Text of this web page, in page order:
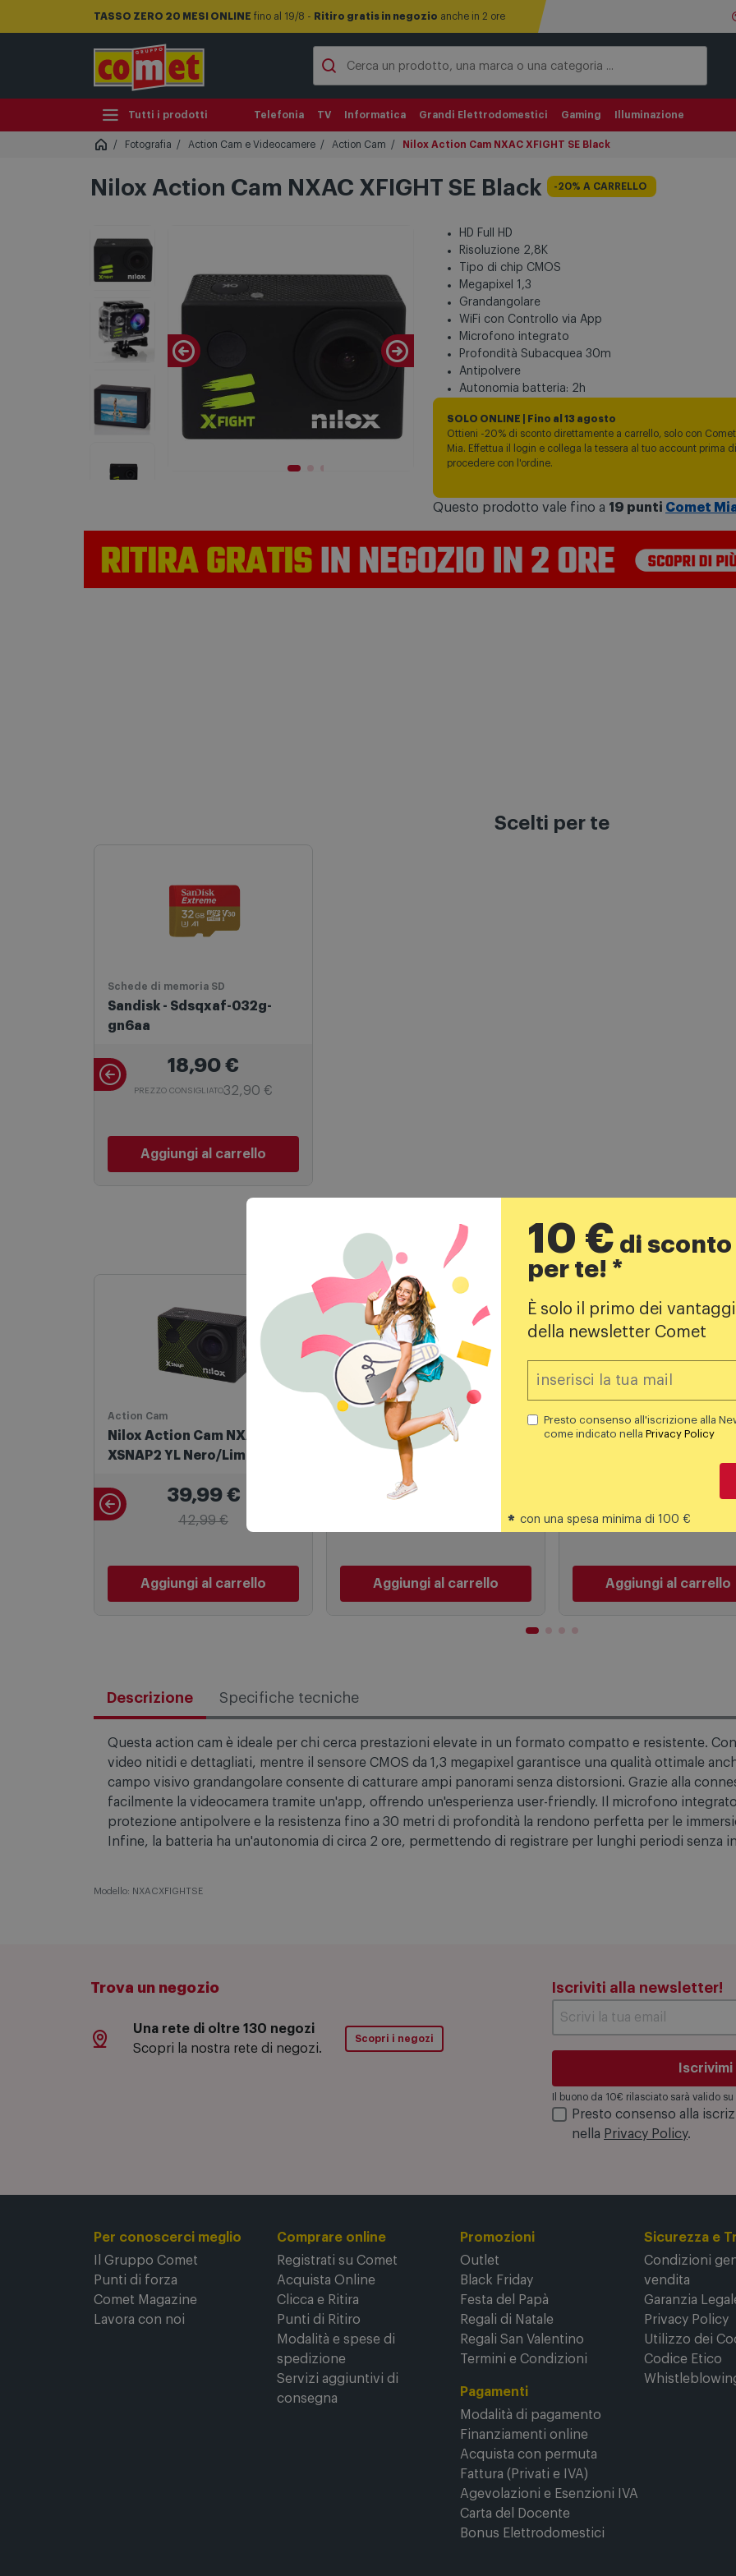
TASSO ZERO 20 MESI ONLINE fino al 19/8 - Ritiro gratis in negozio anche in 2 ore
Tutti i prodotti Telefonia TV Informatica Grandi Elettrodomestici Gaming Illuminazione
Fotografia Action Cam e Videocamere Action Cam Nilox Action Cam NXAC XFIGHT SE Black
Nilox Action Cam NXAC XFIGHT SE Black -20% A CARRELLO
HD Full HD
Risoluzione 2,8K
Tipo di chip CMOS
Megapixel 1,3
Grandangolare
WiFi con Controllo via App
Microfono integrato
Profondità Subacquea 30m
Antipolvere
Autonomia batteria: 2h
SOLO ONLINE | Fino al 13 agosto
Ottieni -20% di sconto direttamente a carrello, solo con Comet
Mia. Effettua il login e collega la tessera al tuo account prima di
procedere con l'ordine.
Questo prodotto vale fino a 19 punti Comet
Schede di memoria SD
Sandisk - Sdsqxaf-032g-
18,90€
Prodotti simili
Action Cam
Nilox Action Cam NXAC
39,99€
Passaverdure
Reber - 9008n Grigio
Action Cam
Kenwood Videocamera
117,99€
Descrizione Specifiche tecniche
Questa action cam è ideale per chi cerca prestazioni elevate in un formato compatto e resistente.
video nitidi e dettagliati, mentre il sensore CMOS da 1,3 megapixel garantisce una qualità ottimale
campo visivo grandangolare consente di catturare ampi panorami senza distorsioni. Grazie alla
facilmente la videocamera tramite un'app, offrendo un'esperienza user-friendly. Il microfono
protezione antipolvere e la resistenza fino a 30 metri di profondità la rendono perfetta per le
Una rete di oltre 130 negozi
Iscriviti alla newsletter!
Iscrivimi
Il buono da 10€ rilasciato sarà valido
Presto consenso alla
Per conoscerci meglio
Il Gruppo Comet
Punti di forza
Comet Magazine
Comprare online
Registrati su Comet
Acquista Online
Clicca e Ritira
Punti di Ritiro
Modalità e spese di
spedizione
Servizi aggiuntivi di
Promozioni
Outlet
Black Friday
Festa del Papà
Regali di Natale
Regali San Valentino
Termini e Condizioni
Pagamenti
Modalità di pagamento
Finanziamenti online
Acquista con permuta
Fattura (Privati e IVA)
Agevolazioni e Esenzioni IVA
Carta del Docente
Sicurezza e
Condizioni
vendita
Garanzia Legale
Privacy Policy
Utilizzo dei
Codice Etico
10 € di
per te! *
È solo il primo dei
della newsletter Comet
Presto consenso all'iscrizione alla
come indicato nella Privacy Policy
* con una spesa minima di 100 €